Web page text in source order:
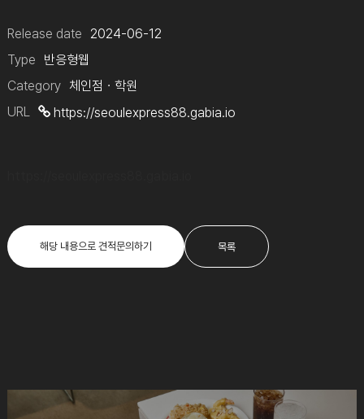
Release date
2024-06-12
Type
반응형웹
Category 체인점ㆍ학원
URL
https://seoulexpress88.gabia.io
해당 내용으로 견적문의하기 목록